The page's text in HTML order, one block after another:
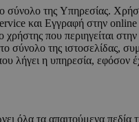
σύνολο της Υπηρεσίας.
και Εγγραφή στην
που περιηγείται
το σύνολο της
λήγει η υπηρεσία, εφόσον
όλα τα απαιτούμενα